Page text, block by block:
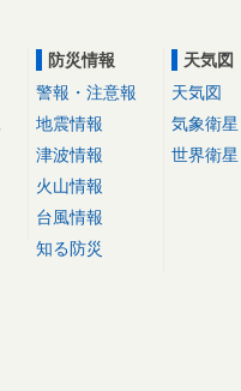
防災情報
警報・注意報
地震情報
津波情報
火山情報
台風情報
知る防災
天気図
天気図
気象衛星
世界衛星